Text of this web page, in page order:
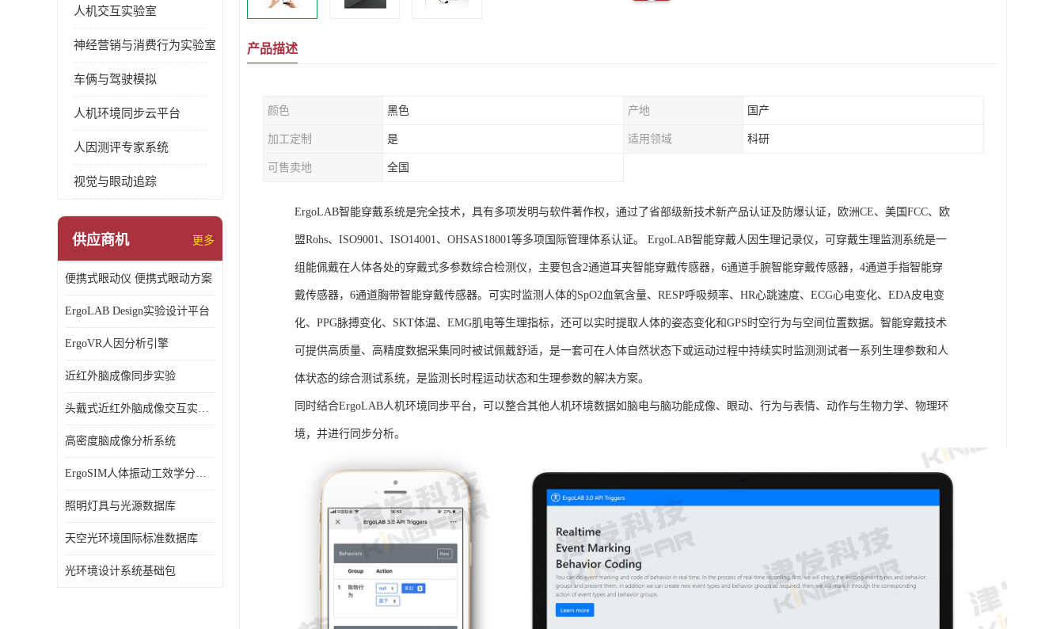
人机交互实验室
神经营销与消费行为实验室
车俩与驾驶模拟
人机环境同步云平台
人因测评专家系统
视觉与眼动追踪
供应商机 更多
便携式眼动仪 便携式眼动方案
ErgoLAB Design实验设计平台
ErgoVR人因分析引擎
近红外脑成像同步实验
头戴式近红外脑成像交互实验室
高密度脑成像分析系统
ErgoSIM人体振动工效学分析系统
照明灯具与光源数据库
天空光环境国际标准数据库
光环境设计系统基础包
产品描述
颜色 黑色 产地 国产
加工定制 是 适用领域 科研
可售卖地 全国
ErgoLAB智能穿戴系统是完全技术，具有多项发明与软件著作权，通过了省部级新技术新产品认证及防爆认证，欧洲CE、美国FCC、欧
盟Rohs、ISO9001、ISO14001、OHSAS18001等多项国际管理体系认证。 ErgoLAB智能穿戴人因生理记录仪，可穿戴生理监测系统是一
组能佩戴在人体各处的穿戴式多参数综合检测仪，主要包含2通道耳夹智能穿戴传感器，6通道手腕智能穿戴传感器，4通道手指智能穿
戴传感器，6通道胸带智能穿戴传感器。可实时监测人体的SpO2血氧含量、RESP呼吸频率、HR心跳速度、ECG心电变化、EDA皮电变
化、PPG脉搏变化、SKT体温、EMG肌电等生理指标，还可以实时提取人体的姿态变化和GPS时空行为与空间位置数据。智能穿戴技术
可提供高质量、高精度数据采集同时被试佩戴舒适，是一套可在人体自然状态下或运动过程中持续实时监测测试者一系列生理参数和人
体状态的综合测试系统，是监测长时程运动状态和生理参数的解决方案。
同时结合ErgoLAB人机环境同步平台，可以整合其他人机环境数据如脑电与脑功能成像、眼动、行为与表情、动作与生物力学、物理环
境，并进行同步分析。